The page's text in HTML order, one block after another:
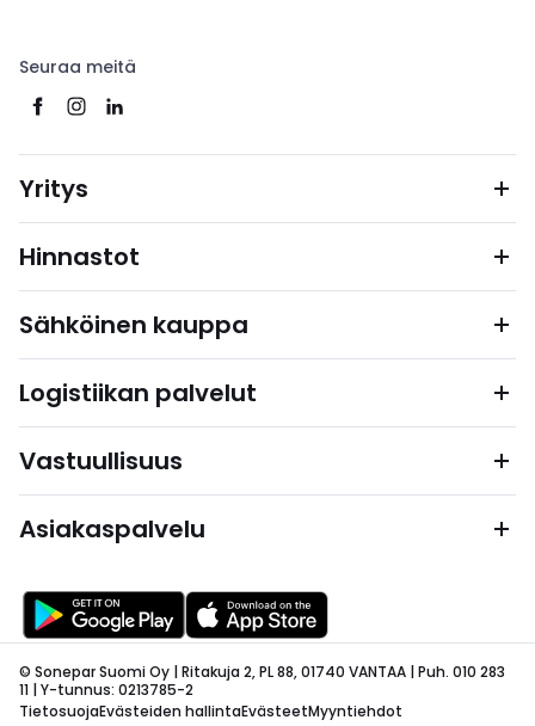
Seuraa meitä
Yritys
Hinnastot
Sähköinen kauppa
Logistiikan palvelut
Vastuullisuus
Asiakaspalvelu
© Sonepar Suomi Oy | Ritakuja 2, PL 88, 01740 VANTAA | Puh. 010 283
11 | Y-tunnus: 0213785-2
TietosuojaEvästeiden hallintaEvästeetMyyntiehdot